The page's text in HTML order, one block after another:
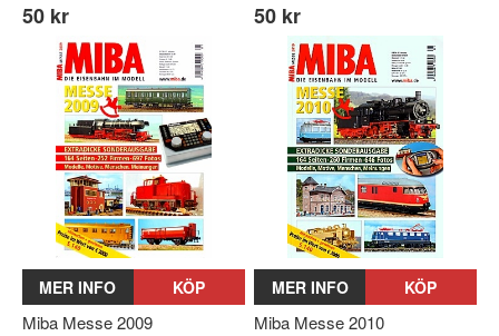
50 kr 50 kr
MER INFO KÖP
Miba Messe 2009
MER INFO KÖP
Miba Messe 2010